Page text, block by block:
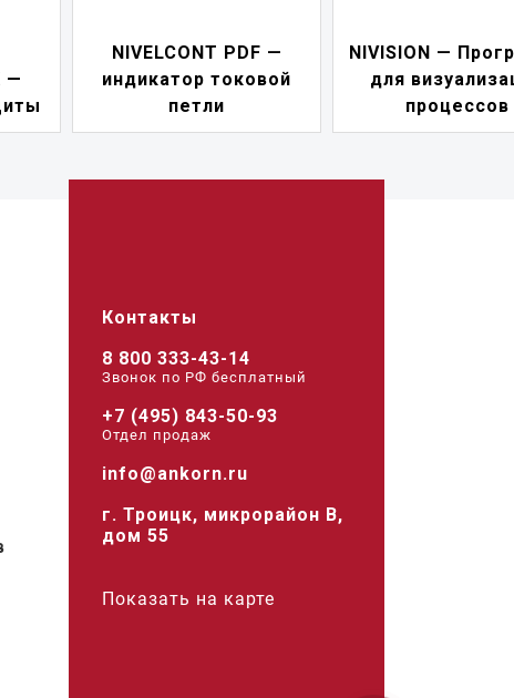
NIVISION — Программа
для визуализации
процессов
NIPOWER —
питания
Контакты
8 800 333-43-14
Звонок по РФ беcплатный
+7 (495) 843-50-93
Отдел продаж
info@ankorn.ru
г. Троицк, микрорайон В,
дом 55
Показать на карте